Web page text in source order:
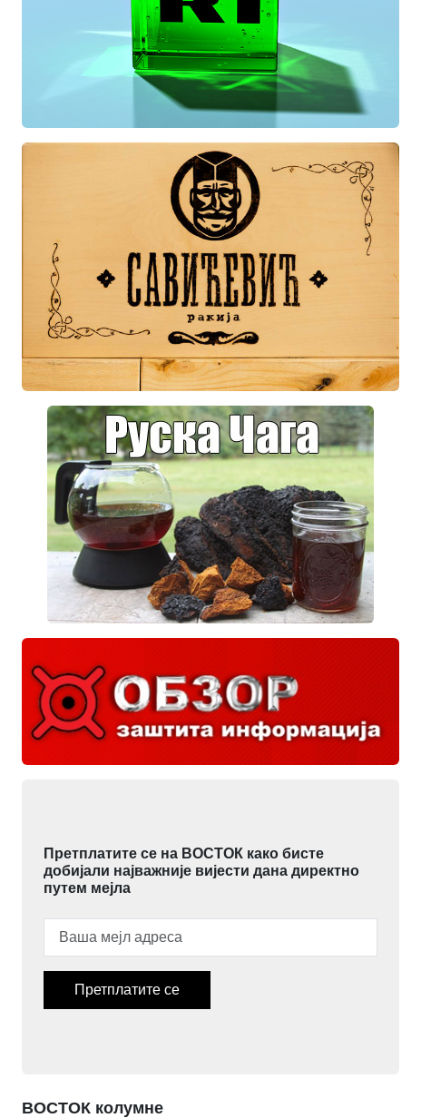
Претплатите се на ВОСТОК како бисте
добијали најважније вијести дана директно
путем мејла
Претплатите се
ВОСТОК колумне